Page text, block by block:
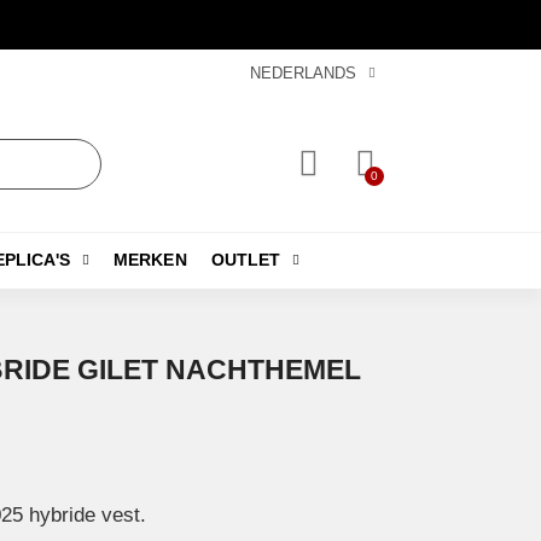
NEDERLANDS
MERKEN OUTLET
GILET NACHTHEMEL
hybride vest.